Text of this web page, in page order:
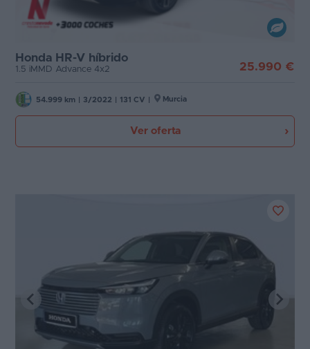
Honda HR-V híbrido
1.5 iMMD Advance 4x2 25.990 €
54.999 km 3/2022 131 CV Murcia
Ver oferta